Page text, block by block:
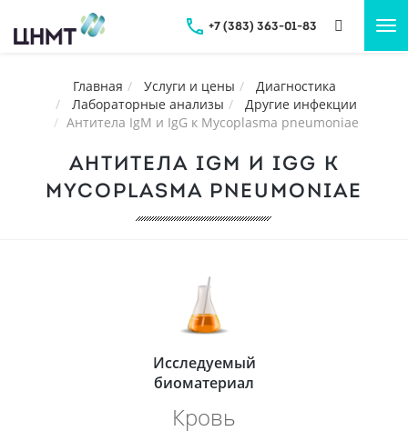
+7 (383) 363-01-83
Главная Услуги и цены
Диагностика
Лабораторные анализы
Другие инфекции
Антитела IgМ и IgG к Mycoplasma pneumoniae
АНТИТЕЛА IGМ И IGG К
MYCOPLASMA PNEUMONIAE
Исследуемый
биоматериал
Кровь